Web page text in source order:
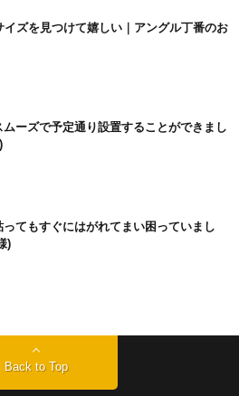
イズを見つけて嬉しい｜アングル丁番のお
ムーズで予定通り設置することができまし
ってもすぐにはがれてまい困っていまし
)
Back to Top